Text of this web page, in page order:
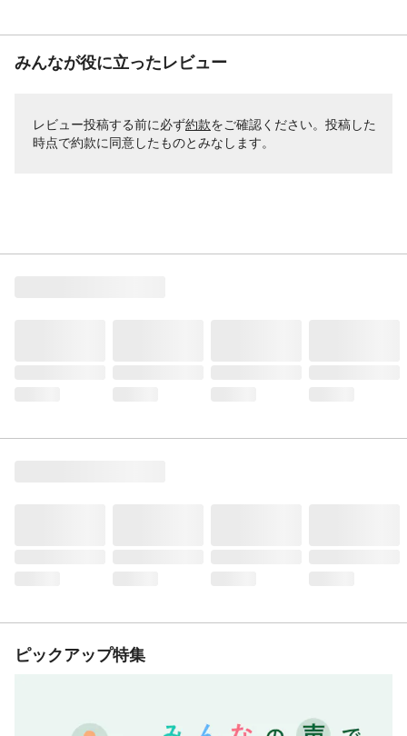
みんなが役に立ったレビュー
レビュー投稿する前に必ず約款をご確認ください。投稿した
時点で約款に同意したものとみなします。
ピックアップ特集